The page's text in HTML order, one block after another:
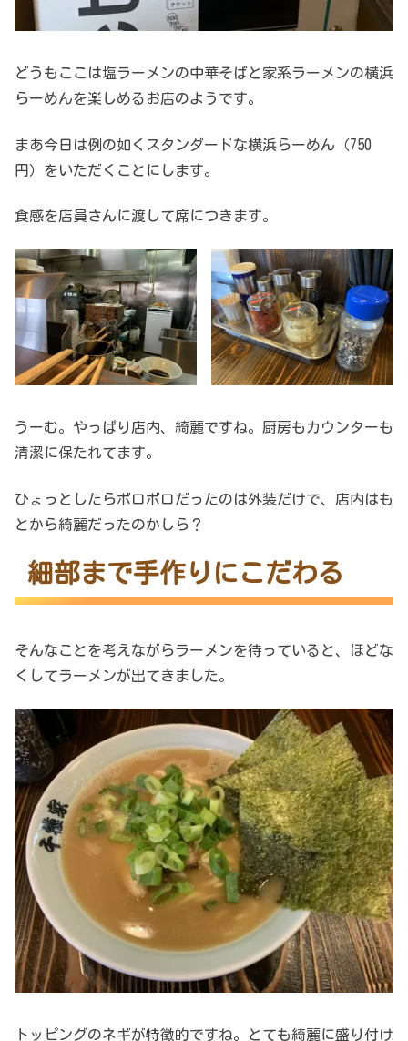
どうもここは塩ラーメンの中華そばと家系ラーメンの横浜
らーめんを楽しめるお店のようです。
まあ今日は例の如くスタンダードな横浜らーめん（750
円）をいただくことにします。
食感を店員さんに渡して席につきます。
うーむ。やっぱり店内、綺麗ですね。厨房もカウンターも
清潔に保たれてます。
ひょっとしたらボロボロだったのは外装だけで、店内はも
とから綺麗だったのかしら？
細部まで手作りにこだわる
そんなことを考えながらラーメンを待っていると、ほどな
くしてラーメンが出てきました。
トッピングのネギが特徴的ですね。とても綺麗に盛り付け